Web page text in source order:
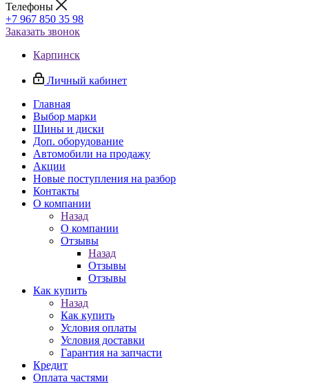
Телефоны
+7 967 850 35 98
Заказать звонок
Карпинск
Личный кабинет
Главная
Выбор марки
Шины и диски
Доп. оборудование
Автомобили на продажу
Акции
Новые поступления на разбор
Контакты
О компании
Назад
О компании
Отзывы
Назад
Отзывы
Отзывы
Как купить
Назад
Как купить
Условия оплаты
Условия доставки
Гарантия на запчасти
Кредит
Оплата частями